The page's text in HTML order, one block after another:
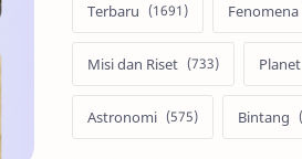
Terbaru Fenomena
Misi dan Riset Planet
Astronomi Bintang